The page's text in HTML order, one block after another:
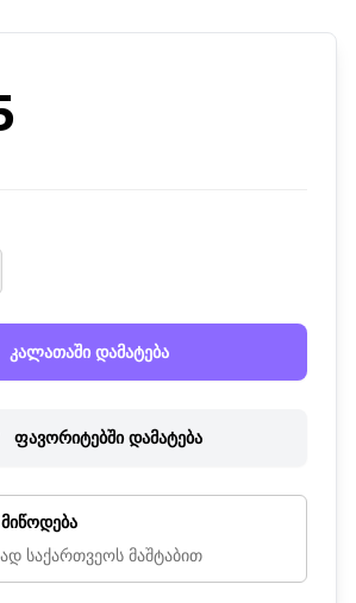
კალათაში დამატება
ფავორიტებში დამატება
საქართვეოს მაშტაბით